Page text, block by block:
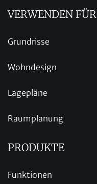
VERWENDEN FÜR
Grundrisse
Wohndesign
Lagepläne
Raumplanung
PRODUKTE
Funktionen